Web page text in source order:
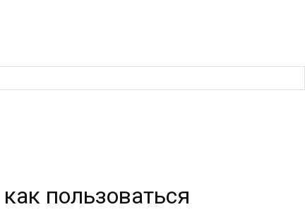
пользоваться